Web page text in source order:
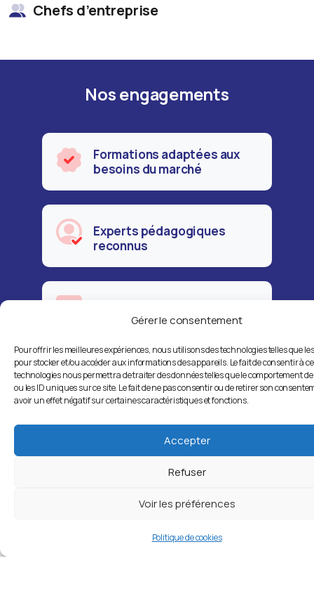
Gérer le consentement
Pour offrir les meilleures expériences, nous utilisons des technologies telles que
pour stocker et/ou accéder aux informations des appareils. Le fait de consentir à
technologies nous permettra de traiter des données telles que le comportement
ou les ID uniques sur ce site. Le fait de ne pas consentir ou de retirer son
avoir un effet négatif sur certaines caractéristiques et fonctions.
Accepter
Refuser
Voir les préférences
Politique de cookies
Chefs d’entreprise
Nos engagements
Formations adaptées aux
besoins du marché
Experts pédagogiques
reconnus
individualisé
Financements possibles
Parcourir nos programmes